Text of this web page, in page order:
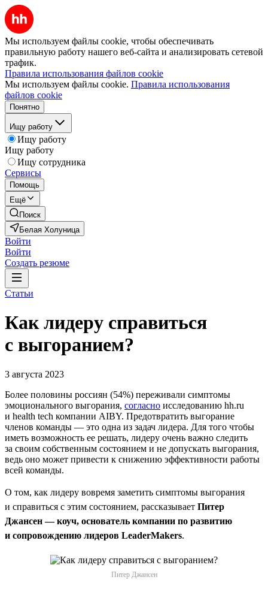
Мы используем файлы cookie, чтобы обеспечивать
правильную работу нашего веб-сайта и анализировать сетевой
трафик.
Правила использования файлов cookie
Мы используем файлы cookie. Правила использования
файлов cookie
Понятно
Ищу работу
Ищу работу
Ищу работу
Ищу сотрудника
Сервисы
Помощь
Ещё
Поиск
Белая Холуница
Войти
Войти
Создать резюме
Статьи
Как лидеру справиться
с выгоранием?
3 августа 2023
Более половины россиян (54%) переживали симптомы
эмоционального выгорания, согласно исследованию hh.ru
и health tech компании AIBY. Предотвратить выгорание
членов команды — это одна из задач лидера. Для того чтобы
иметь возможность ее решать, лидеру очень важно следить
за своим собственным состоянием и не допускать выгорания,
ведь оно может привести к снижению эффективности работы
всей команды.
О том, как лидеру вовремя заметить симптомы выгорания
и справиться с этим состоянием, рассказывает Питер
Джансен — коуч, основатель компании по развитию
и сопровождению лидеров LeaderMakers.
Питер Джансен